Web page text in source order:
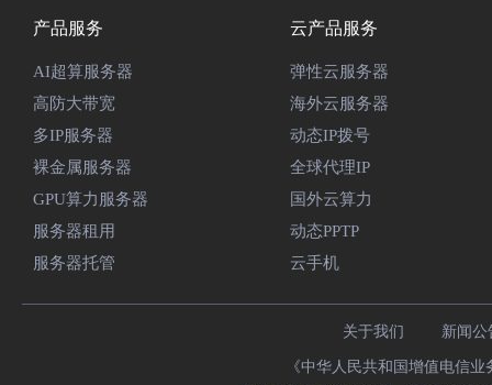
产品服务
AI超算服务器
高防大带宽
多IP服务器
裸金属服务器
GPU算力服务器
服务器租用
服务器托管
云产品服务
弹性云服务器
海外云服务器
动态IP拨号
全球代理IP
国外云算力
动态PPTP
云手机
关于我们 新闻公
《中华人民共和国增值电信